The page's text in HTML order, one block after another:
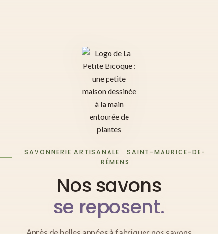
SAVONNERIE ARTISANALE · SAINT-MAURICE-DE-
RÉMENS
Nos savons
se reposent.